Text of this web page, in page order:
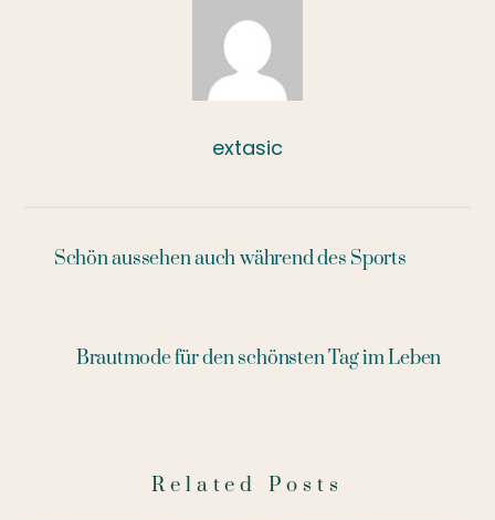
extasic
Schön aussehen auch während des Sports
Brautmode für den schönsten Tag im Leben
Related Posts